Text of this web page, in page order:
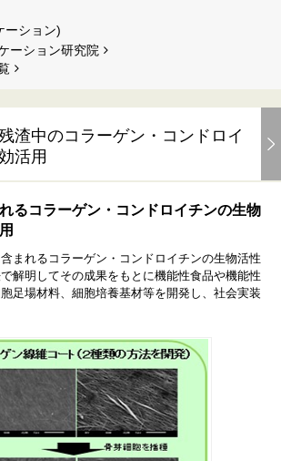
ーション)
ーション研究院
渣中のコラーゲン・コンドロイ
活用
るコラーゲン・コンドロイチンの生物
まれるコラーゲン・コンドロイチンの生物活性
解明してその成果をもとに機能性食品や機能性
足場材料、細胞培養基材等を開発し、社会実装